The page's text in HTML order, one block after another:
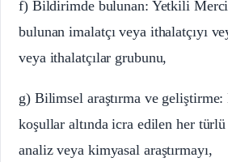
f) Bildirimde bulunan: Yetkili
bulunan imalatçı veya ithalatçıyı
veya ithalatçılar grubunu,
g) Bilimsel araştırma ve
koşullar altında icra edilen her
analiz veya kimyasal araştırmayı,